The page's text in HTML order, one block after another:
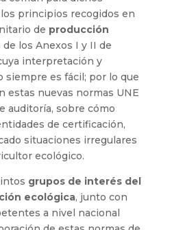
principios recogidos en
de producción
los Anexos I y II de
interpretación y
siempre es fácil; por lo que
estas nuevas normas UNE
auditoría, sobre cómo
de certificación,
situaciones irregulares
ecológico.
grupos de interés del
ecológica, junto con
a nivel nacional